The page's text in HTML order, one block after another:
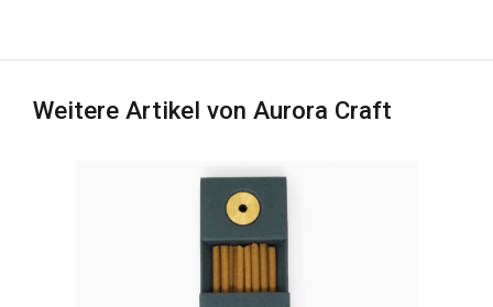
Weitere Artikel von Aurora Craft